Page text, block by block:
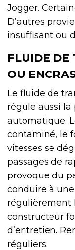
Jogger.
D’autres
insuffisant ou
FLUIDE DE
OU
Le fluide de
régule aussi la
automatique.
contaminé, le
vitesses se
passages de
provoque du
conduire à
régulièrement
constructeur
d’entretien.
réguliers.